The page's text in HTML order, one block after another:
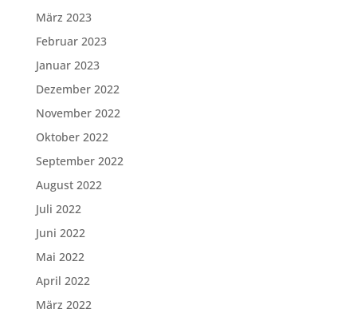
März 2023
Februar 2023
Januar 2023
Dezember 2022
November 2022
Oktober 2022
September 2022
August 2022
Juli 2022
Juni 2022
Mai 2022
April 2022
März 2022